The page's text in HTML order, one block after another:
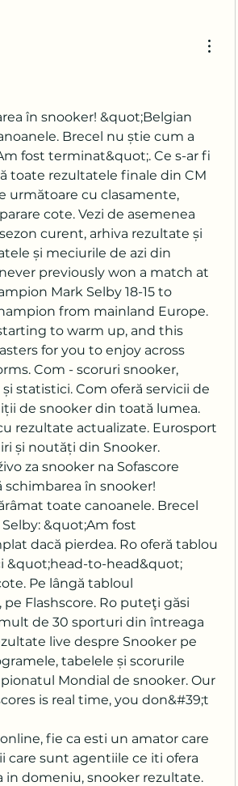
Brecel nu știe cum a
fost terminat&quot;. Ce s-ar fi
toate rezultatele finale din CM
următoare cu clasamente,
cote. Vezi de asemenea
curent, arhiva rezultate și
și meciurile de azi din
previously won a match at
Mark Selby 18-15 to
from mainland Europe.
to warm up, and this
for you to enjoy across
Com - scoruri snooker,
statistici. Com oferă servicii de
de snooker din toată lumea.
rezultate actualizate. Eurosport
și noutăți din Snooker.
za snooker na Sofascore
schimbarea în snooker!
toate canoanele. Brecel
&quot;Am fost
dacă pierdea. Ro oferă tablou
&quot;head-to-head&quot;
Pe lângă tabloul
Flashscore. Ro puteţi găsi
de 30 sporturi din întreaga
live despre Snooker pe
tabelele și scorurile
Mondial de snooker. Our
is real time, you don&#39;t
fie ca esti un amator care
care sunt agentiile ce iti ofera
in domeniu, snooker rezultate.